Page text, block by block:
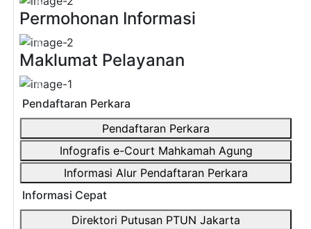
Previous
Permohonan Informasi
Previous
Maklumat Pelayanan
Previous
Pendaftaran Perkara
Pendaftaran Perkara
Infografis e-Court Mahkamah Agung
Informasi Alur Pendaftaran Perkara
Informasi Cepat
Direktori Putusan PTUN Jakarta